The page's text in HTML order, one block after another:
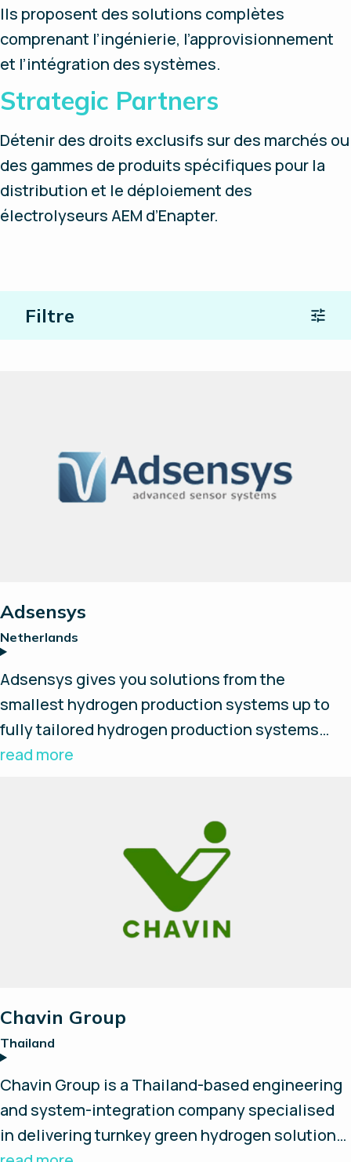
Ils proposent des solutions complètes
comprenant l’ingénierie, l’approvisionnement
et l’intégration des systèmes.
Strategic Partners
Détenir des droits exclusifs sur des marchés ou
des gammes de produits spécifiques pour la
distribution et le déploiement des
électrolyseurs AEM d’Enapter.
Filtre
Lieu
Rechercher
Adsensys
Netherlands
Adsensys gives you solutions from the
smallest hydrogen production systems up to
fully tailored hydrogen production systems
built into containers. Our goal is to make these
read more
Chavin Group
Thailand
Chavin Group is a Thailand-based engineering
and system-integration company specialised
in delivering turnkey green hydrogen solutions.